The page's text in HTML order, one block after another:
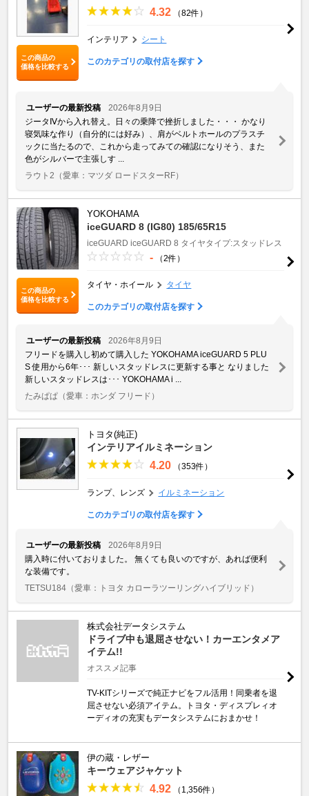
この商品の
価格を比較する
4.32 （82件）
インテリア シート
このカテゴリの取付店を探す
ユーザーの最新投稿
2026年8月9日
ジータⅣから入れ替え。日々の乗降で挫折しました・・・ かなり
寝気味な作り（自分的には好み）、肩がベルトホールのプラスチ
ックに当たるので、これから走ってみての確認になりそう、また
色がシルバーで主張しす ...
ラウト2 （愛車：マツダ ロードスターRF）
この商品の
価格を比較する
YOKOHAMA
iceGUARD 8 (IG80) 185/65R15
iceGUARD iceGUARD 8 タイヤタイプ:スタッドレス
- （2件）
タイヤ・ホイール タイヤ
このカテゴリの取付店を探す
ユーザーの最新投稿
2026年8月9日
フリードを購入し初めて購入した YOKOHAMA iceGUARD 5 PLU
S 使用から6年･･･ 新しいスタッドレスに更新する事と なりました
新しいスタッドレスは･･･ YOKOHAMA i ...
たみぱぱ （愛車：ホンダ フリード）
トヨタ(純正)
インテリアイルミネーション
4.20 （353件）
ランプ、レンズ イルミネーション
このカテゴリの取付店を探す
ユーザーの最新投稿
2026年8月9日
購入時に付いておりました。 無くても良いのですが、あれば便利
な装備です。
TETSU184 （愛車：トヨタ カローラツーリングハイブリッド）
株式会社データシステム
ドライブ中も退屈させない！カーエンタメア
イテム!!
オススメ記事
TV-KITシリーズで純正ナビをフル活用！同乗者を退
屈させない必須アイテム。トヨタ・ディスプレィオ
ーディオの充実もデータシステムにおまかせ！
伊の蔵・レザー
キーウェアジャケット
4.92 （1,356件）